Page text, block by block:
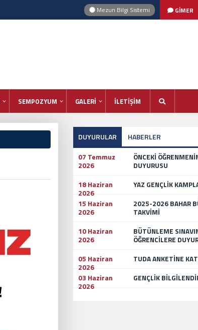
Mezun Bilgi Sistemi GİMER
SEMPOZYUM GALERİ İLETİŞİM
DUYURULAR HABERLER
07 Temmuz
2026
ÖNCEKİ
DUYURUSU
18 Haziran
2026
YAZ GENÇLİK
15 Haziran
2026
2025-2026 BAHAR
TAKVİMİ
10 Haziran
2026
BÜTÜNLEME
ÖĞRENCİLERE
05 Haziran
2026
TUDA ANKETİNE
03 Haziran
2026
GENÇLİK